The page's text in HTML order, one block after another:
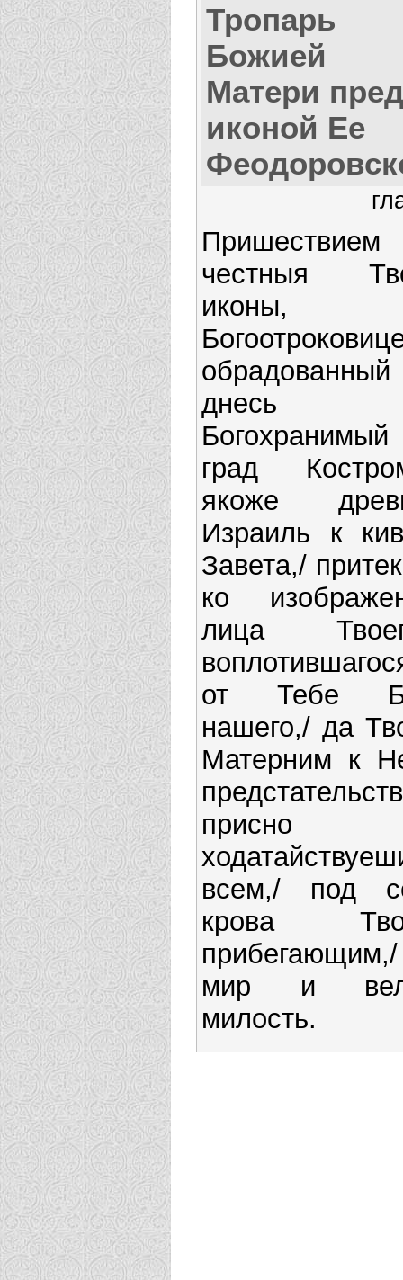
Тропарь
Божией
Матери пред
иконой Ее
Пришествием
честныя
иконы,
обрадованный
днесь
Богохранимый
град
якоже
Израиль к
Завета,/
ко
лица
от Тебе
нашего,/ да
Матерним к
присно
всем,/ под
крова
прибегающим,/
мир и
милость.